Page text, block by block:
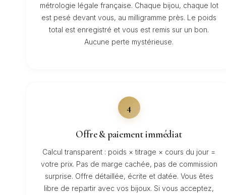
métrologie légale française. Chaque bijou, chaque lot
est pesé devant vous, au milligramme près. Le poids
total est enregistré et vous est remis sur un bon.
Aucune perte mystérieuse.
4
Offre & paiement immédiat
Calcul transparent : poids × titrage × cours du jour =
votre prix. Pas de marge cachée, pas de commission
surprise. Offre détaillée, écrite et datée. Vous êtes
libre de repartir avec vos bijoux. Si vous acceptez,